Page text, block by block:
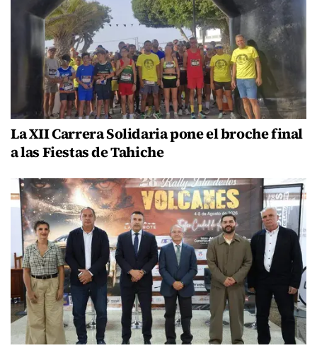
La XII Carrera Solidaria pone el broche final
a las Fiestas de Tahiche